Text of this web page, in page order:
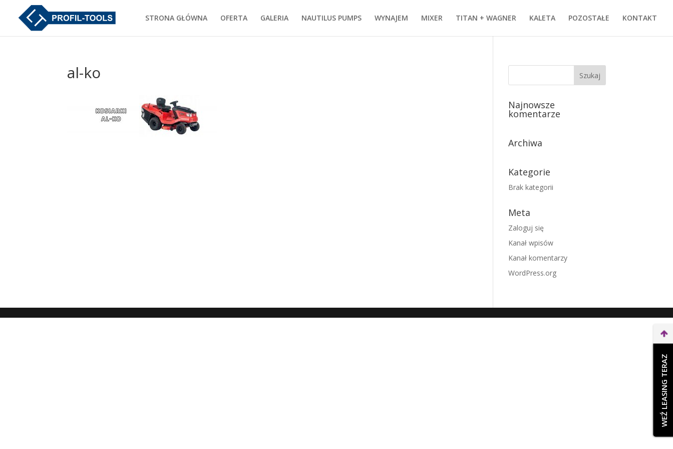
STRONA GŁÓWNA OFERTA GALERIA NAUTILUS PUMPS WYNAJEM MIXER TITAN + WAGNER KALETA POZOSTAŁE KONTAKT
al-ko
Najnowsze
komentarze
Archiwa
Kategorie
Brak kategorii
Meta
Zaloguj się
Kanał wpisów
Kanał komentarzy
WordPress.org
WEŹ LEASING TERAZ